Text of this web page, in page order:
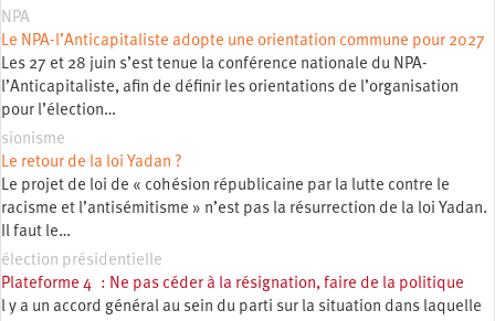
NPA
Le NPA-l’Anticapitaliste adopte une orientation commune pour 2027
Les 27 et 28 juin s’est tenue la conférence nationale du NPA-
l’Anticapitaliste, afin de définir les orientations de l’organisation
pour l’élection…
sionisme
Le retour de la loi Yadan ?
Le projet de loi de « cohésion républicaine par la lutte contre le
racisme et l’antisémitisme » n’est pas la résurrection de la loi Yadan.
Il faut le…
élection présidentielle
Plateforme 4 : Ne pas céder à la résignation, faire de la politique
l y a un accord général au sein du parti sur la situation dans laquelle